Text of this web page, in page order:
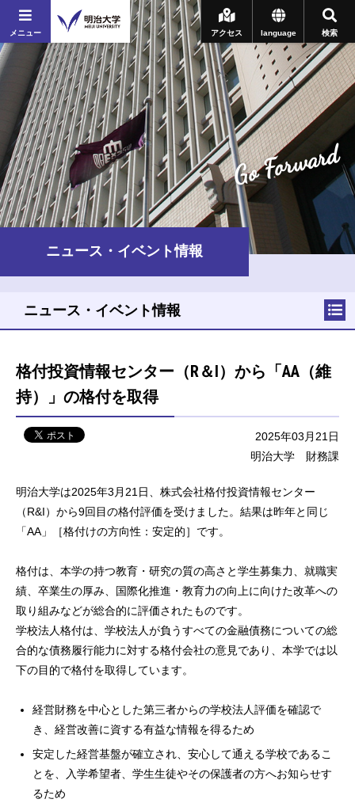
メニュー 検索
language
アクセス
Go Forward
ニュース・イベント情報
格付投資情報センター（R＆I）から「AA（維
持）」の格付を取得
2025年03月21日
明治大学 財務課
明治大学は2025年3月21日、株式会社格付投資情報センター
（R&I）から9回目の格付評価を受けました。結果は昨年と同じ
「AA」［格付けの方向性：安定的］です。
格付は、本学の持つ教育・研究の質の高さと学生募集力、就職実
績、卒業生の厚み、国際化推進・教育力の向上に向けた改革への
取り組みなどが総合的に評価されたものです。
学校法人格付は、学校法人が負うすべての金融債務についての総
合的な債務履行能力に対する格付会社の意見であり、本学では以
下の目的で格付を取得しています。
経営財務を中心とした第三者からの学校法人評価を確認で
き、経営改善に資する有益な情報を得るため
安定した経営基盤が確立され、安心して通える学校であるこ
とを、入学希望者、学生生徒やその保護者の方へお知らせす
るため
ニュース・イベント情報